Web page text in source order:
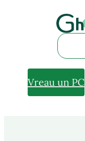
Vreau un PC